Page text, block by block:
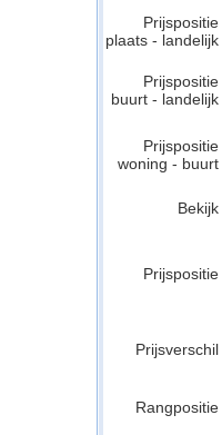
Prijspositie
plaats - landelijk
Prijspositie
buurt - landelijk
Prijspositie
woning - buurt
Bekijk
Prijspositie
Prijsverschil
Rangpositie